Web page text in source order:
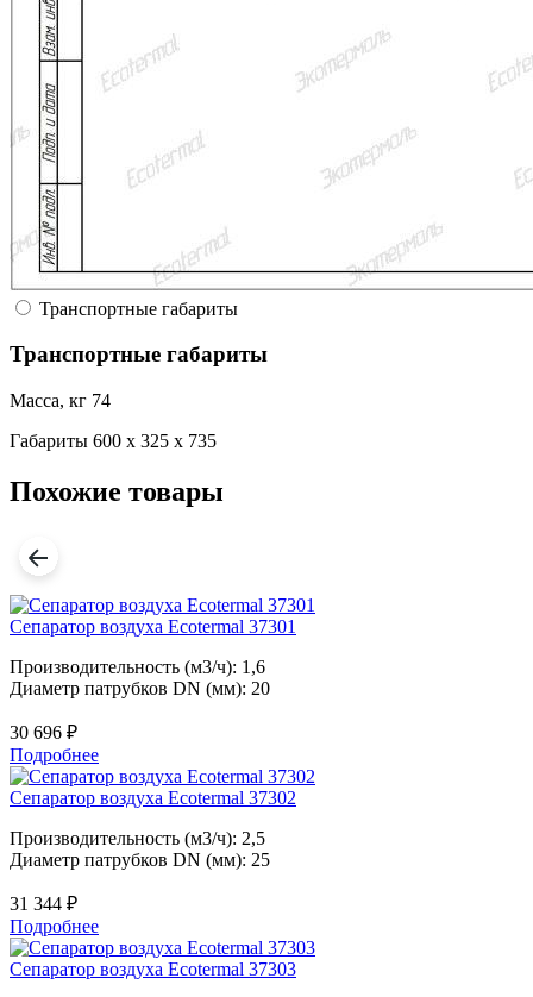
Транспортные габариты
Транспортные габариты
Масса, кг 74
Габариты 600 x 325 x 735
Похожие товары
Сепаратор воздуха Ecotermal 37301
Производительность (м3/ч): 1,6
Диаметр патрубков DN (мм): 20
30 696 ₽
Подробнее
Сепаратор воздуха Ecotermal 37302
Производительность (м3/ч): 2,5
Диаметр патрубков DN (мм): 25
31 344 ₽
Подробнее
Сепаратор воздуха Ecotermal 37303